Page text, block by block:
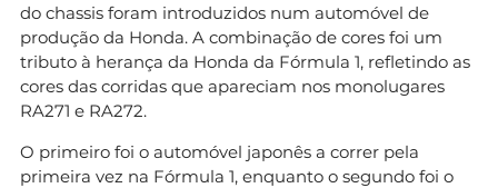
do chassis foram introduzidos num automóvel de
produção da Honda. A combinação de cores foi um
tributo à herança da Honda da Fórmula 1, refletindo as
cores das corridas que apareciam nos monolugares
RA271 e RA272.
O primeiro foi o automóvel japonês a correr pela
primeira vez na Fórmula 1, enquanto o segundo foi o